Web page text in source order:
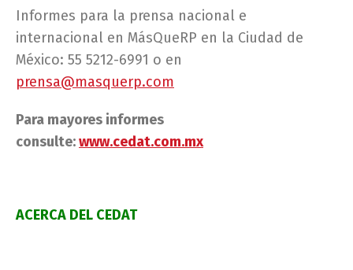
Informes para la prensa nacional e
internacional en MásQueRP en la Ciudad de
México: 55 5212-6991 o en
prensa@masquerp.com
Para mayores informes
consulte:www.cedat.com.mx
ACERCA DEL CEDAT